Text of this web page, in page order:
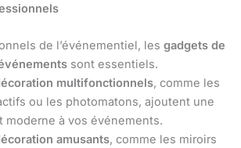
de l’événementiel, les gadgets de
sont essentiels.
multifonctionnels, comme les
ou les photomatons, ajoutent une
moderne à vos événements.
amusants, comme les miroirs